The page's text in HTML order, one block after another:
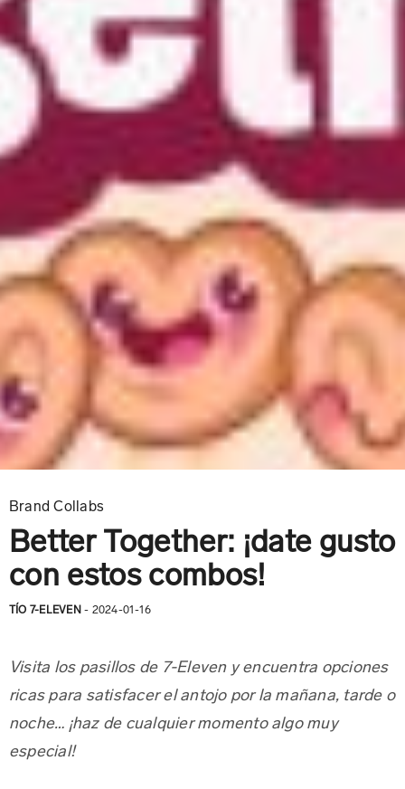
Brand Collabs
Better Together: ¡date gusto
con estos combos!
TÍO 7-ELEVEN- 2024-01-16
Visita los pasillos de 7-Eleven y encuentra opciones
ricas para satisfacer el antojo por la mañana, tarde o
noche… ¡haz de cualquier momento algo muy
especial!